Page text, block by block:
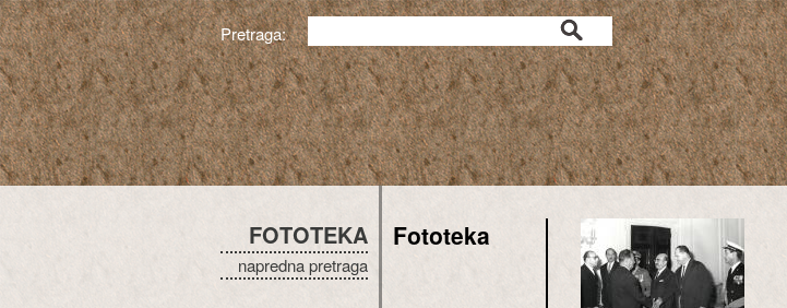
Pretraga:
FOTOTEKA
napredna pretraga
Fototeka